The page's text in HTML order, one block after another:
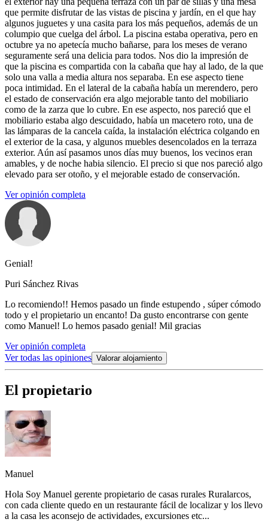
que permite disfrutar de las vistas de piscina y jardín, en el que hay
algunos juguetes y una casita para los más pequeños, además de un
columpio que cuelga del árbol. La piscina estaba operativa, pero en
octubre ya no apetecía mucho bañarse, para los meses de verano
seguramente será una delicia para todos. Nos dio la impresión de
que la piscina es compartida con la cabaña que hay al lado, de la que
solo una valla a media altura nos separaba. En ese aspecto tiene
poca intimidad. En el lateral de la cabaña había un merendero, pero
el estado de conservación era algo mejorable tanto del mobiliario
como de la zarza que lo cubre. En ese aspecto, nos pareció que el
mobiliario estaba algo descuidado, había un macetero roto, una de
las lámparas de la cancela caída, la instalación eléctrica colgando en
el exterior de la casa, y algunos muebles desencolados en la terraza
exterior. Aún así pasamos unos días muy buenos, los vecinos eran
amables, y de noche habia silencio. El precio si que nos pareció algo
elevado para ser otoño, y el mejorable estado de conservación.
Ver opinión completa
Genial!
Puri Sánchez Rivas
Lo recomiendo!! Hemos pasado un finde estupendo , súper cómodo
todo y el propietario un encanto! Da gusto encontrarse con gente
como Manuel! Lo hemos pasado genial! Mil gracias
Ver opinión completa
Ver todas las opiniones Valorar alojamiento
El propietario
Manuel
Hola Soy Manuel gerente propietario de casas rurales Ruralarcos,
con cada cliente quedo en un restaurante fácil de localizar y los llevo
a la casa les aconsejo de actividades, excursiones etc...